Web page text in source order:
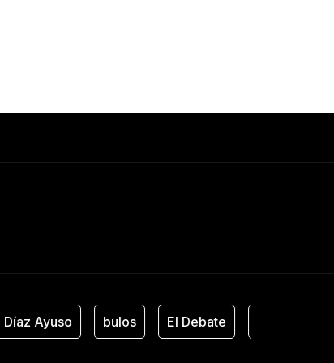
Díaz Ayuso bulos El Debate